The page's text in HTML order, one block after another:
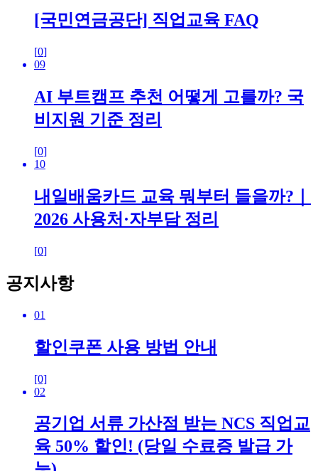
[국민연금공단] 직업교육 FAQ
[0]
09
AI 부트캠프 추천 어떻게 고를까? 국
비지원 기준 정리
[0]
10
내일배움카드 교육 뭐부터 들을까?｜
2026 사용처·자부담 정리
[0]
공지사항
01
할인쿠폰 사용 방법 안내
[0]
02
공기업 서류 가산점 받는 NCS 직업교
육 50% 할인! (당일 수료증 발급 가